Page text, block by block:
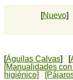
[Nuevo]
[Águilas Calvas] [
[Manualidades
higiénico]